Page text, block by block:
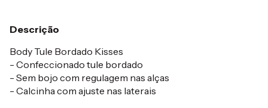
Descrição
Body Tule Bordado Kisses
- Confeccionado tule bordado
- Sem bojo com regulagem nas alças
- Calcinha com ajuste nas laterais